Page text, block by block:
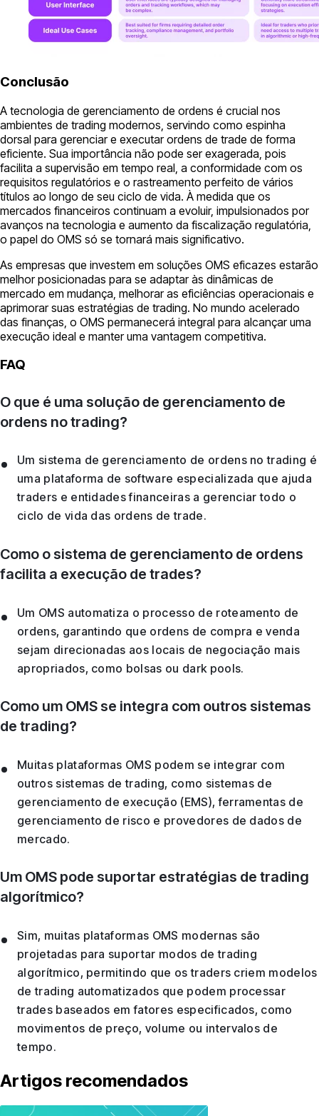
Conclusão
A tecnologia de gerenciamento de ordens é crucial nos
ambientes de trading modernos, servindo como espinha
dorsal para gerenciar e executar ordens de trade de forma
eficiente. Sua importância não pode ser exagerada, pois
facilita a supervisão em tempo real, a conformidade com os
requisitos regulatórios e o rastreamento perfeito de vários
títulos ao longo de seu ciclo de vida. À medida que os
mercados financeiros continuam a evoluir, impulsionados por
avanços na tecnologia e aumento da fiscalização regulatória,
o papel do OMS só se tornará mais significativo.
As empresas que investem em soluções OMS eficazes estarão
melhor posicionadas para se adaptar às dinâmicas de
mercado em mudança, melhorar as eficiências operacionais e
aprimorar suas estratégias de trading. No mundo acelerado
das finanças, o OMS permanecerá integral para alcançar uma
execução ideal e manter uma vantagem competitiva.
FAQ
O que é uma solução de gerenciamento de
ordens no trading?
Um sistema de gerenciamento de ordens no trading é
uma plataforma de software especializada que ajuda
traders e entidades financeiras a gerenciar todo o
ciclo de vida das ordens de trade.
Como o sistema de gerenciamento de ordens
facilita a execução de trades?
Um OMS automatiza o processo de roteamento de
ordens, garantindo que ordens de compra e venda
sejam direcionadas aos locais de negociação mais
apropriados, como bolsas ou dark pools.
Como um OMS se integra com outros sistemas
de trading?
Muitas plataformas OMS podem se integrar com
outros sistemas de trading, como sistemas de
gerenciamento de execução (EMS), ferramentas de
gerenciamento de risco e provedores de dados de
mercado.
Um OMS pode suportar estratégias de trading
algorítmico?
Sim, muitas plataformas OMS modernas são
projetadas para suportar modos de trading
algorítmico, permitindo que os traders criem modelos
de trading automatizados que podem processar
trades baseados em fatores especificados, como
movimentos de preço, volume ou intervalos de
tempo.
Artigos recomendados